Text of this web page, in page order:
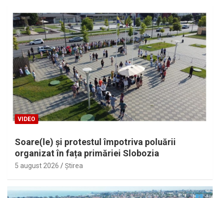
VIDEO
Soare(le) și protestul împotriva poluării
organizat în fața primăriei Slobozia
5 august 2026 Ştirea